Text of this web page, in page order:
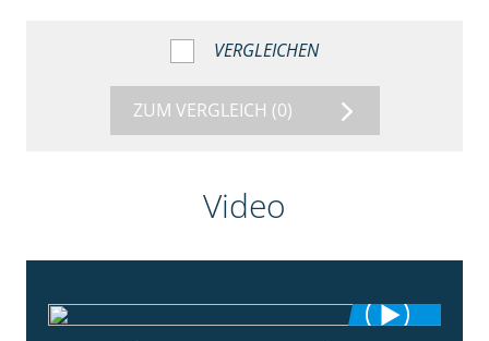
VERGLEICHEN
ZUM VERGLEICH (0)
Video